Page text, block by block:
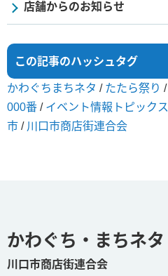
店舗からのお知らせ
この記事のハッシュタグ
かわぐちまちネタ / たたら祭り /
000番 / イベント情報トピックス
市 / 川口市商店街連合会
かわぐち・まちネタ
川口市商店街連合会